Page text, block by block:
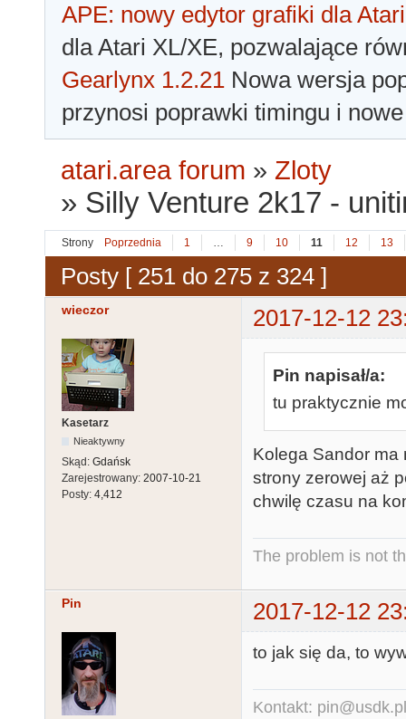
APE: nowy edytor grafiki dla Atari
dla Atari XL/XE, pozwalające
Gearlynx 1.2.21 Nowa wersja
przynosi poprawki timingu i
atari.area forum » Zloty
» Silly Venture 2k17 -
Strony Poprzednia 1 … 9 10 11 12 13
Posty [ 251 do 275 z 324 ]
wieczor 2017-12-12
Kasetarz
Nieaktywny
Skąd: Gdańsk
Zarejestrowany: 2007-10-21
Posty: 4,412
Pin napisał/a:
tu praktycznie
Kolega Sandor ma
strony zerowej aż
chwilę czasu na
The problem is not
Pin 2017-12-12
to jak się da, to
Kontakt: pin@usdk.pl